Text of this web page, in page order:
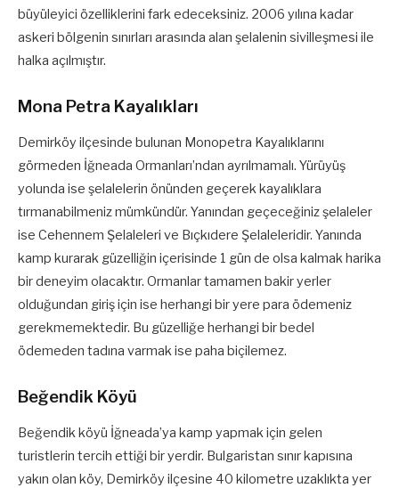
büyüleyici özelliklerini fark edeceksiniz. 2006 yılına kadar
askeri bölgenin sınırları arasında alan şelalenin sivilleşmesi ile
halka açılmıştır.
Mona Petra Kayalıkları
Demirköy ilçesinde bulunan Monopetra Kayalıklarını
görmeden İğneada Ormanları’ndan ayrılmamalı. Yürüyüş
yolunda ise şelalelerin önünden geçerek kayalıklara
tırmanabilmeniz mümkündür. Yanından geçeceğiniz şelaleler
ise Cehennem Şelaleleri ve Bıçkıdere Şelaleleridir. Yanında
kamp kurarak güzelliğin içerisinde 1 gün de olsa kalmak harika
bir deneyim olacaktır. Ormanlar tamamen bakir yerler
olduğundan giriş için ise herhangi bir yere para ödemeniz
gerekmemektedir. Bu güzelliğe herhangi bir bedel
ödemeden tadına varmak ise paha biçilemez.
Beğendik Köyü
Beğendik köyü İğneada’ya kamp yapmak için gelen
turistlerin tercih ettiği bir yerdir. Bulgaristan sınır kapısına
yakın olan köy, Demirköy ilçesine 40 kilometre uzaklıkta yer